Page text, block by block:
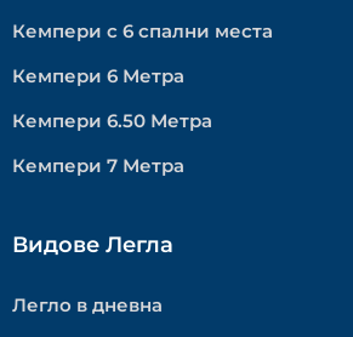
Кемпери с 6 спални места
Кемпери 6 Метра
Кемпери 6.50 Метра
Кемпери 7 Метра
Видове Легла
Легло в дневна